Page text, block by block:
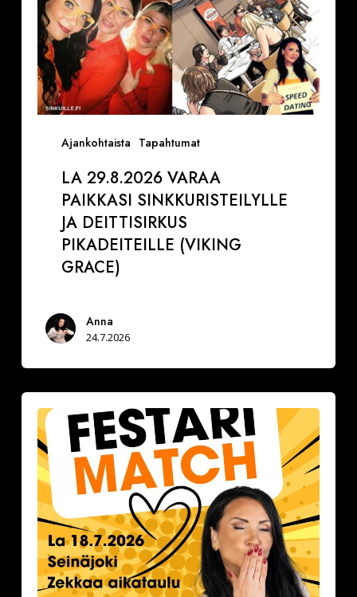
Ajankohtaista Tapahtumat
(Viking
Grace)
LA 29.8.2026 VARAA
PAIKKASI SINKKURISTEILYLLE
JA DEITTISIRKUS
PIKADEITEILLE (VIKING
GRACE)
Anna
24.7.2026
Festarimatch
Deittisirkus
18.7.2026,
klo
16.30-
17.30
VAUHTIAJOT